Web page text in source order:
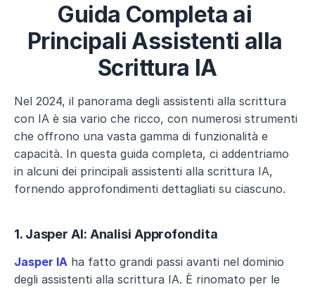
Guida Completa ai
Principali Assistenti alla
Scrittura IA
Nel 2024, il panorama degli assistenti alla scrittura
con IA è sia vario che ricco, con numerosi strumenti
che offrono una vasta gamma di funzionalità e
capacità. In questa guida completa, ci addentriamo
in alcuni dei principali assistenti alla scrittura IA,
fornendo approfondimenti dettagliati su ciascuno.
1. Jasper AI: Analisi Approfondita
Jasper IA ha fatto grandi passi avanti nel dominio
degli assistenti alla scrittura IA. È rinomato per le